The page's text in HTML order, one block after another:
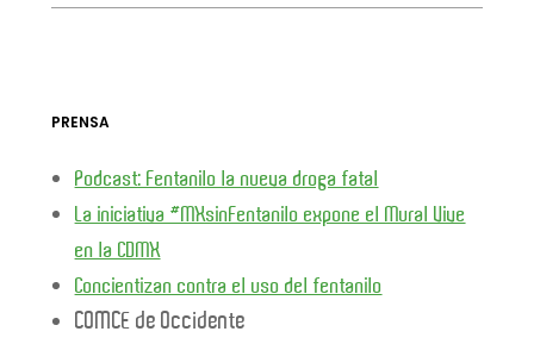
PRENSA
Podcast: Fentanilo la nueva droga fatal
La iniciativa #MXsinFentanilo expone el Mural Vive
en la CDMX
Concientizan contra el uso del fentanilo
COMCE de Occidente